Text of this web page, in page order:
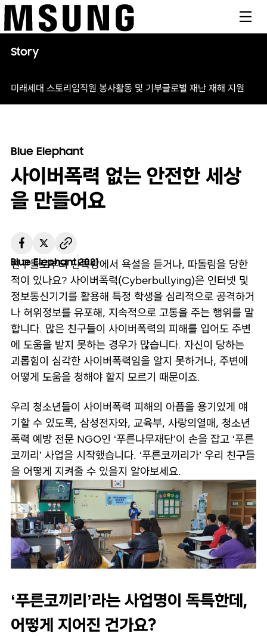
Story
미래세대 스토리임직원 봉사활동 및 기부글로벌 재난 재해 지원
Blue Elephant
사이버폭력 없는 안전한 세상
을 만들어요
Blue Elephant2021
친구들로부터 단톡방에서 욕설을 듣거나, 따돌림을 당한
적이 있나요? 사이버폭력(Cyberbullying)은 인터넷 및
정보통신기기를 활용해 특정 학생을 심리적으로 공격하거
나 허위정보를 유포해, 지속적으로 고통을 주는 행위를 말
합니다. 많은 친구들이 사이버폭력의 피해를 입어도 주변
에 도움을 받지 못하는 경우가 많습니다. 자신이 당하는
괴롭힘이 심각한 사이버폭력임을 알지 못하거나, 주변에
어떻게 도움을 청해야 할지 모르기 때문이죠.
우리 청소년들이 사이버폭력 피해의 아픔을 용기있게 얘
기할 수 있도록, 삼성전자와, 교육부, 사랑의열매, 청소년
폭력 예방 전문 NGO인 ‘푸른나무재단’이 손을 잡고 ‘푸른
코끼리’ 사업을 시작했습니다. ‘푸른코끼리가’ 우리 친구들
을 어떻게 지켜줄 수 있을지 알아보세요.
‘푸른코끼리’라는 사업명이 독특한데,
어떻게 지어진 건가요?